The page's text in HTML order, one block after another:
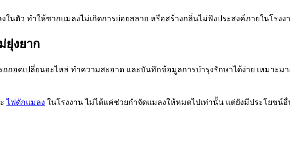
ในตัว ทำให้ซากแมลงไม่เกิดการย่อยสลาย หรือสร้างกลิ่นไม่พึงประสงค์ภายในโร
ยุ่งยาก
ถอดเปลี่ยนอะไหล่ ทำความสะอาด และบันทึกข้อมูลการบำรุงรักษาได้ง่าย เหมาะ
ไฟดักแมลง ในโรงงาน ไม่ได้แค่ช่วยกำจัดแมลงให้หมดไปเท่านั้น แต่ยังมีประโยช